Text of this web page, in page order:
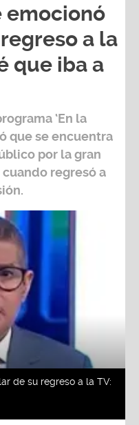
emocionó
a la
que iba a
‘En la
que se encuentra
por la gran
regresó a
de su regreso a la TV: